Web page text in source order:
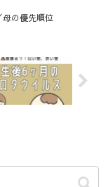
母の優先順位